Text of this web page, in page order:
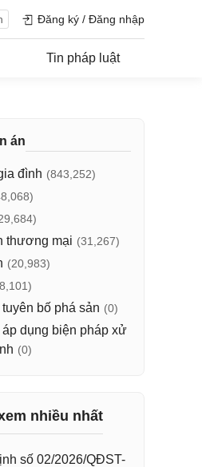
Đăng ký / Đăng nhập
Tin pháp luật
án
đình (843,252)
thương mại (31,267)
(20,983)
bố phá sản (0)
dụng biện pháp xử
(0)
nhiều nhất
số 02/2026/QĐST-